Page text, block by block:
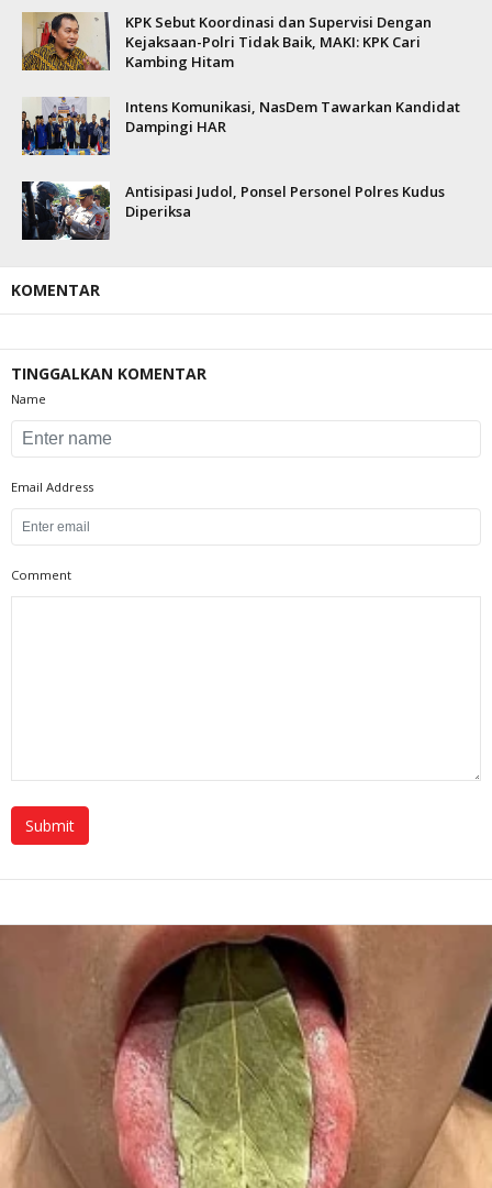
KPK Sebut Koordinasi dan Supervisi Dengan
Kejaksaan-Polri Tidak Baik, MAKI: KPK Cari
Kambing Hitam
Intens Komunikasi, NasDem Tawarkan Kandidat
Dampingi HAR
Antisipasi Judol, Ponsel Personel Polres Kudus
Diperiksa
KOMENTAR
TINGGALKAN KOMENTAR
Name
Email Address
Comment